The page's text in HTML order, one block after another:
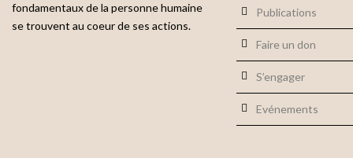
fondamentaux de la personne humaine
se trouvent au coeur de ses actions.
Publications
Faire un don
S’engager
Evénements